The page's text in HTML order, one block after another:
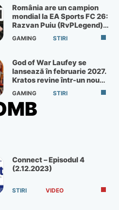
România are un campion
mondial la EA Sports FC 26:
Razvan Puiu (RvPLegend)
câștigă turneul de la Paris
GAMING STIRI
God of War Laufey se
lansează în februarie 2027.
Kratos revine într-un nou
God of War
GAMING STIRI
Connect – Episodul 4
(2.12.2023)
STIRI VIDEO